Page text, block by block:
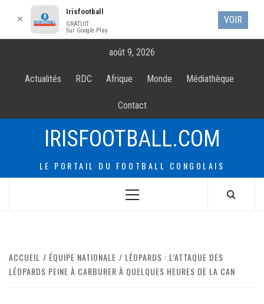
contenur
août 9, 2026
Actualités RDC Afrique Monde Médiathèque
Contact
IRISFOOTBALL.COM
LE PORTAIL DU FOOTBALL CONGOLAIS
Menu
ACCUEIL ÉQUIPE NATIONALE
LÉOPARDS : L’ATTAQUE DES
LÉOPARDS PEINE À CARBURER À QUELQUES HEURES DE LA CAN
✕
Irisfootball
GRATUIT
Sur Google Play
VOIR